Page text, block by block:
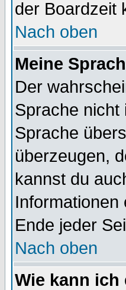
der Boardzeit
Nach oben
Meine
Der
Sprache nicht
Sprache
überzeugen,
kannst du
Informationen
Ende jeder
Nach oben
Wie kann ich